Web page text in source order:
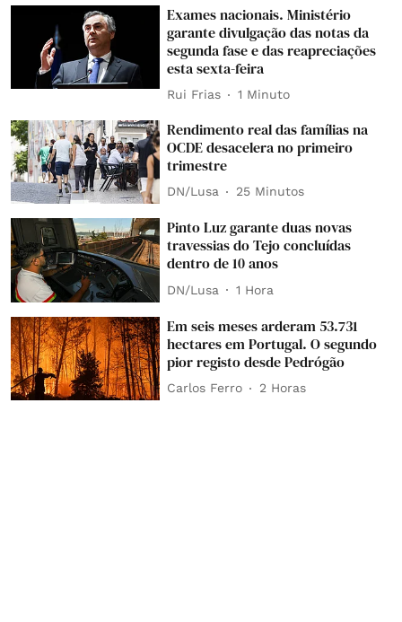
Exames nacionais. Ministério
garante divulgação das notas da
segunda fase e das reapreciações
esta sexta-feira
Rui Frias 1 Minuto
Rendimento real das famílias na
OCDE desacelera no primeiro
trimestre
DN/Lusa 25 Minutos
Pinto Luz garante duas novas
travessias do Tejo concluídas
dentro de 10 anos
DN/Lusa 1 Hora
Em seis meses arderam 53.731
hectares em Portugal. O segundo
pior registo desde Pedrógão
Carlos Ferro 2 Horas